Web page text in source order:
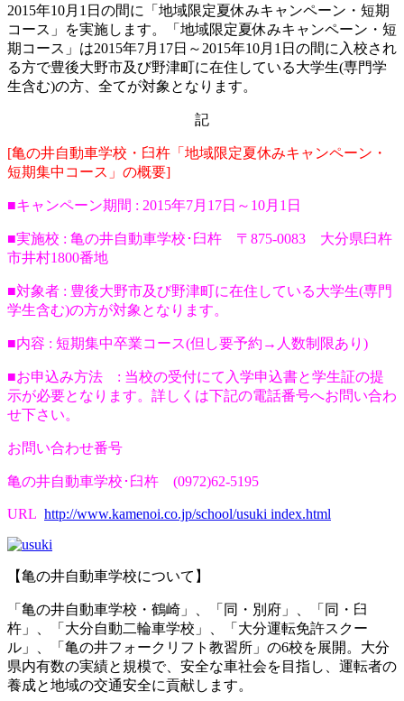
2015年10月1日の間に「地域限定夏休みキャンペーン・短期
コース」を実施します。「地域限定夏休みキャンペーン・短
期コース」は2015年7月17日～2015年10月1日の間に入校され
る方で豊後大野市及び野津町に在住している大学生(専門学
生含む)の方、全てが対象となります。
記
[亀の井自動車学校・臼杵「地域限定夏休みキャンペーン・
短期集中コース」の概要]
■キャンペーン期間 : 2015年7月17日～10月1日
■実施校 : 亀の井自動車学校･臼杵 〒875-0083 大分県臼杵
市井村1800番地
■対象者 : 豊後大野市及び野津町に在住している大学生(専門
学生含む)の方が対象となります。
■内容 : 短期集中卒業コース(但し要予約→人数制限あり)
■お申込み方法 : 当校の受付にて入学申込書と学生証の提
示が必要となります。詳しくは下記の電話番号へお問い合わ
せ下さい。
お問い合わせ番号
亀の井自動車学校･臼杵 (0972)62-5195
URL http://www.kamenoi.co.jp/school/usuki index.html
【亀の井自動車学校について】
「亀の井自動車学校・鶴崎」、「同・別府」、「同・臼
杵」、「大分自動二輪車学校」、「大分運転免許スクー
ル」、「亀の井フォークリフト教習所」の6校を展開。大分
県内有数の実績と規模で、安全な車社会を目指し、運転者の
養成と地域の交通安全に貢献します。